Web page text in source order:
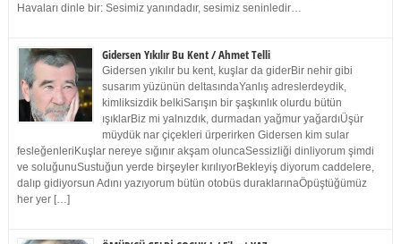
Havaları dinle bir: Sesimiz yanındadır, sesimiz seninledir…
Gidersen Yıkılır Bu Kent / Ahmet Telli
Gidersen yıkılır bu kent, kuşlar da giderBir nehir gibi
susarım yüzünün deltasındaYanlış adreslerdeydik,
kimliksizdik belkiSarışın bir şaşkınlık olurdu bütün
ışıklarBiz mi yalnızdık, durmadan yağmur yağardıÜşür
müydük nar çiçekleri ürperirken Gidersen kim sular
fesleğenleriKuşlar nereye sığınır akşam oluncaSessizliği dinliyorum şimdi
ve soluğunuSustuğun yerde birşeyler kırılıyorBekleyiş diyorum caddelere,
dalıp gidiyorsun Adını yazıyorum bütün otobüs duraklarınaÖpüştüğümüz
her yer […]